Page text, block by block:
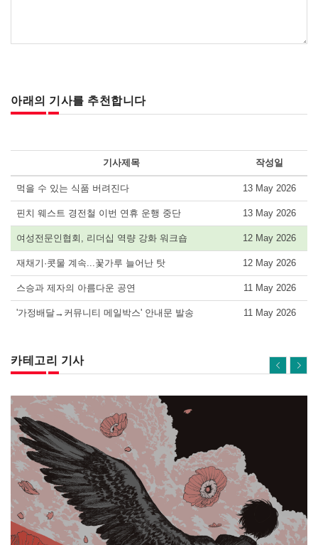
아래의 기사를 추천합니다
기사제목 작성일
먹을 수 있는 식품 버려진다 13 May 2026
핀치 웨스트 경전철 이번 연휴 운행 중단 13 May 2026
여성전문인협회, 리더십 역량 강화 워크숍 12 May 2026
재채기·콧물 계속...꽃가루 늘어난 탓 12 May 2026
스승과 제자의 아름다운 공연 11 May 2026
'가정배달→커뮤니티 메일박스' 안내문 발송 11 May 2026
카테고리 기사